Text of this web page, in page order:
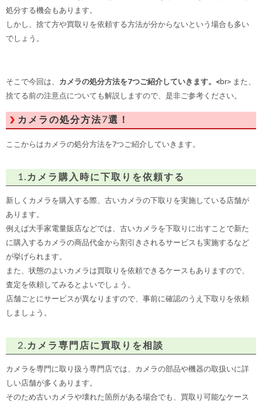
処分する機会もあります。
しかし、捨て方や買取りを依頼する方法が分からないという場合も多い
でしょう。
そこで今回は、 カメラの処分方法を7つご紹介していきます。<br> また、
捨てる前の注意点についても解説しますので、是非ご参考ください。
カメラの処分方法7選！
ここからはカメラの処分方法を7つご紹介していきます。
1.カメラ購入時に下取りを依頼する
新しくカメラを購入する際、古いカメラの下取りを実施している店舗が
あります。
例えば大手家電量販店などでは、古いカメラを下取りに出すことで新た
に購入するカメラの商品代金から割引きされるサービスも実施するなど
が挙げられます。
また、状態のよいカメラは買取りを依頼できるケースもありますので、
査定を依頼してみるとよいでしょう。
店舗ごとにサービスが異なりますので、事前に確認のうえ下取りを依頼
しましょう。
2.カメラ専門店に買取りを相談
カメラを専門に取り扱う専門店では、カメラの部品や機器の取扱いに詳
しい店舗が多くあります。
そのため古いカメラや壊れた箇所がある場合でも、買取り可能なケース